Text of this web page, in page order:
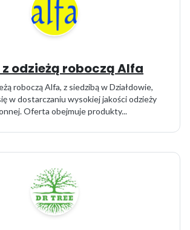
z odzieżą roboczą Alfa
roboczą Alfa, z siedzibą w Działdowie,
w dostarczaniu wysokiej jakości odzieży
Oferta obejmuje produkty...